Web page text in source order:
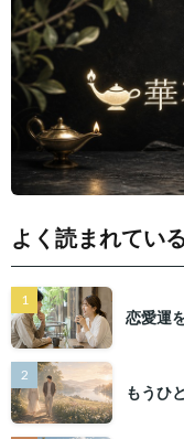
よく読まれてい
恋愛運
もうひ